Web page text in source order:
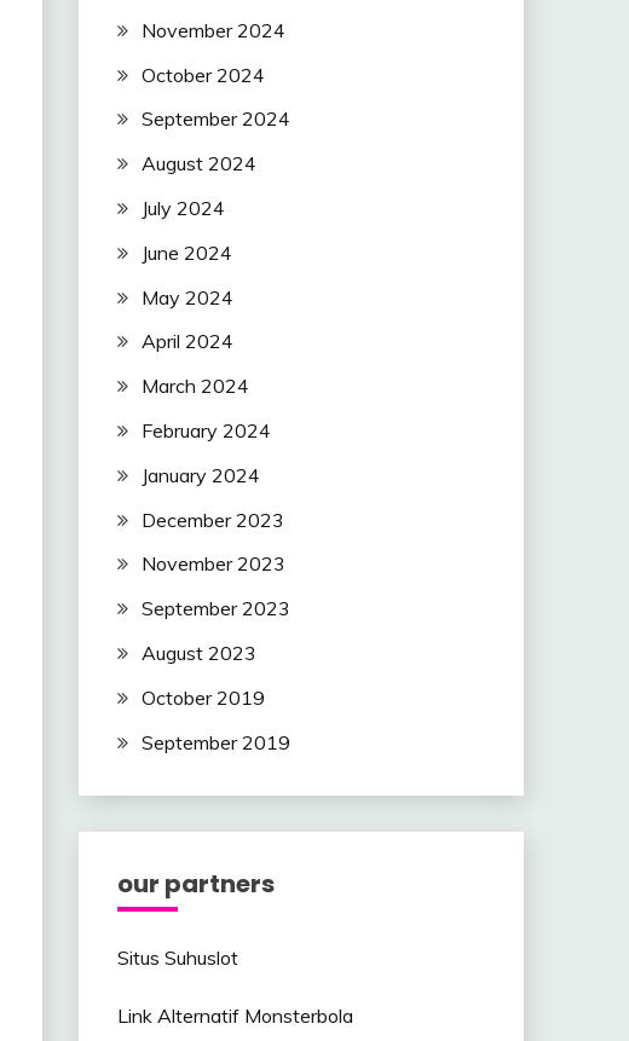
November 2024
October 2024
September 2024
August 2024
July 2024
June 2024
May 2024
April 2024
March 2024
February 2024
January 2024
December 2023
November 2023
September 2023
August 2023
October 2019
September 2019
our partners
Situs Suhuslot
Link Alternatif Monsterbola